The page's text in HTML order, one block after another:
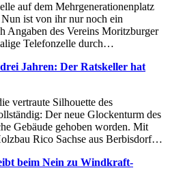
auf dem Mehrgenerationenplatz
ist von ihr nur noch ein
Angaben des Vereins Moritzburger
Telefonzelle durch…
Jahren: Der Ratskeller hat
vertraute Silhouette des
Der neue Glockenturm des
Gebäude gehoben worden. Mit
Rico Sachse aus Berbisdorf…
beim Nein zu Windkraft-